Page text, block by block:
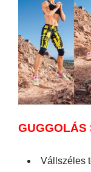
GUGGOLÁS
Vállszéles